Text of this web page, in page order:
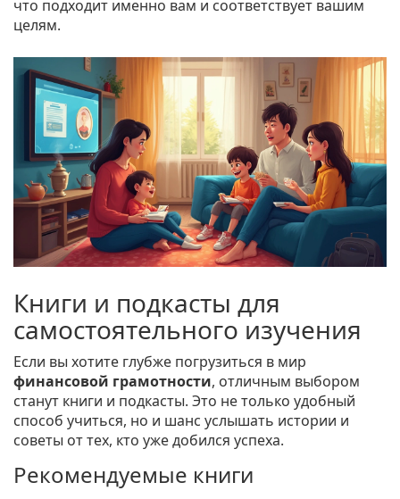
что подходит именно вам и соответствует вашим
целям.
Книги и подкасты для
самостоятельного изучения
Если вы хотите глубже погрузиться в мир
финансовой грамотности, отличным выбором
станут книги и подкасты. Это не только удобный
способ учиться, но и шанс услышать истории и
советы от тех, кто уже добился успеха.
Рекомендуемые книги